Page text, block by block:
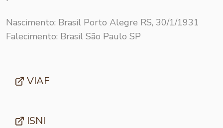
Nascimento: Brasil Porto Alegre RS, 30/1/1931
Falecimento: Brasil São Paulo SP
VIAF
ISNI